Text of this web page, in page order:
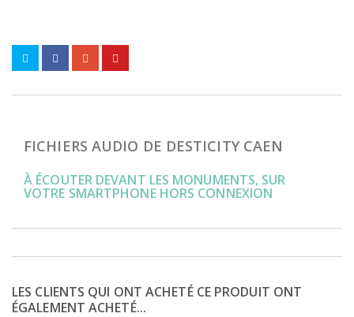
FICHIERS AUDIO DE DESTICITY CAEN
À ÉCOUTER DEVANT LES MONUMENTS, SUR
VOTRE SMARTPHONE HORS CONNEXION
LES CLIENTS QUI ONT ACHETÉ CE PRODUIT ONT
ÉGALEMENT ACHETÉ...